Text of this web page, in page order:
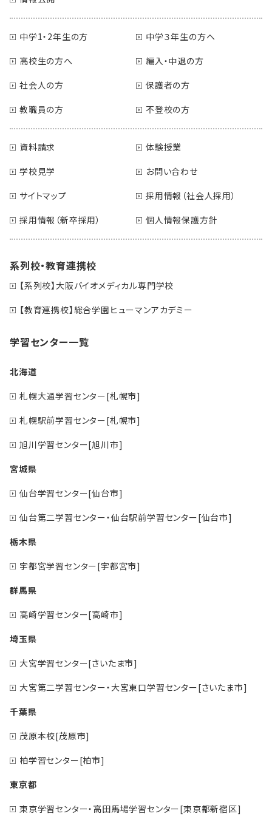
中学1・2年生の方
中学３年生の方へ
高校生の方へ
編入・中退の方
社会人の方
保護者の方
教職員の方
不登校の方
資料請求
体験授業
学校見学
お問い合わせ
サイトマップ
採用情報（社会人採用）
採用情報（新卒採用）
個人情報保護方針
系列校・教育連携校
【系列校】大阪バイオメディカル専門学校
【教育連携校】総合学園ヒューマンアカデミー
学習センター一覧
北海道
札幌大通学習センター[札幌市]
札幌駅前学習センター[札幌市]
旭川学習センター[旭川市]
宮城県
仙台学習センター[仙台市]
仙台第二学習センター・仙台駅前学習センター[仙台市]
栃木県
宇都宮学習センター[宇都宮市]
群馬県
高崎学習センター[高崎市]
埼玉県
大宮学習センター[さいたま市]
大宮第二学習センター・大宮東口学習センター[さいたま市]
千葉県
茂原本校[茂原市]
柏学習センター[柏市]
東京都
東京学習センター・高田馬場学習センター[東京都新宿区]